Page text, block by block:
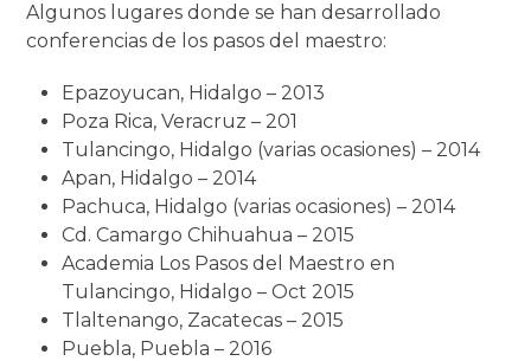
Algunos lugares donde se han desarrollado
conferencias de los pasos del maestro:
Epazoyucan, Hidalgo – 2013
Poza Rica, Veracruz – 201
Tulancingo, Hidalgo (varias ocasiones) – 2014
Apan, Hidalgo – 2014
Pachuca, Hidalgo (varias ocasiones) – 2014
Cd. Camargo Chihuahua – 2015
Academia Los Pasos del Maestro en
Tulancingo, Hidalgo – Oct 2015
Tlaltenango, Zacatecas – 2015
Puebla, Puebla – 2016